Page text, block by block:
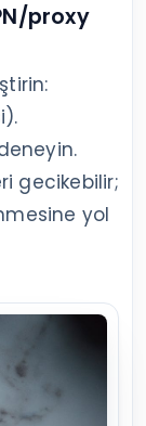
proxy
gecikebilir;
yol